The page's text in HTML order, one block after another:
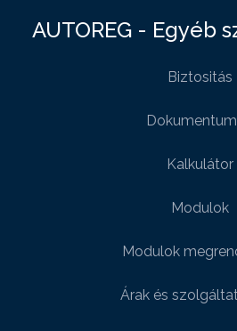
AUTOREG - Egyéb
Biztositás
Kalkulátor
Modulok
Modulok
Árak és